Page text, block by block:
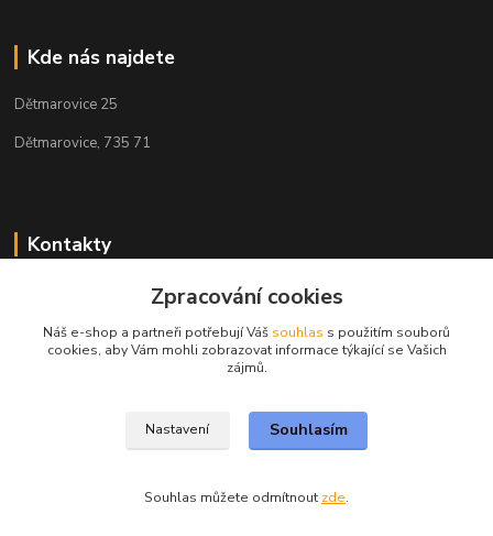
Kde nás najdete
Dětmarovice 25
Dětmarovice, 735 71
Kontakty
+420 731 444 327
obchod@volak.net
Zpracování cookies
Náš e-shop a partneři potřebují Váš souhlas s použitím souborů
cookies, aby Vám mohli zobrazovat informace týkající se Vašich
zájmů.
Nastavení Souhlasím
Souhlas můžete odmítnout zde.